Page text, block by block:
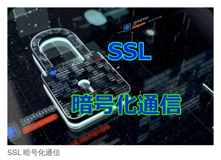
SSL 暗号化通信